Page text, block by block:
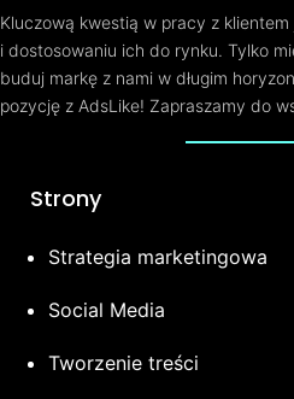
Kluczową kwestią w pracy z
i dostosowaniu ich do rynku. Tylko
buduj markę z nami w długim
pozycję z AdsLike! Zapraszamy do
Strony
Strategia marketingowa
Social Media
Tworzenie treści